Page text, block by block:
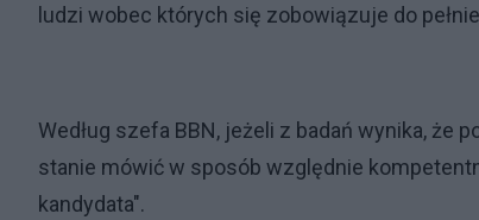
ludzi wobec których się zobowiązuje do
Według szefa BBN, jeżeli z badań wynika, że
stanie mówić w sposób względnie
kandydata".